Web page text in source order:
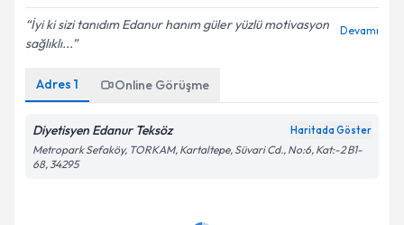
Kişisel verilerimin işlenmesine ilişkinAydınlatma
İyi ki sizi tanıdım Edanur hanım güler yüzlü motivasyon
sağlıklı...
Devamı
Adres 1 Online Görüşme
Diyetisyen Edanur Teksöz Haritada Göster
Metropark Sefaköy, TORKAM, Kartaltepe, Süvari Cd., No:6, Kat:-2 B1-
68, 34295